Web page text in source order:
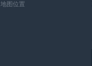
地图位置